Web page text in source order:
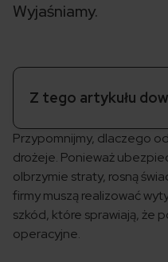
Wyjaśniamy.
Z tego artykułu
Przypomnijmy, dlaczego
drożeje. Ponieważ
olbrzymie straty, rosną
firmy muszą realizować
szkód, które sprawiają, że
operacyjne.